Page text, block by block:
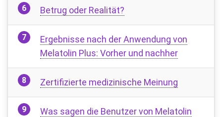
Betrug oder Realität?
Ergebnisse nach der Anwendung von
Melatolin Plus: Vorher und nachher
Zertifizierte medizinische Meinung
Was sagen die Benutzer von Melatolin